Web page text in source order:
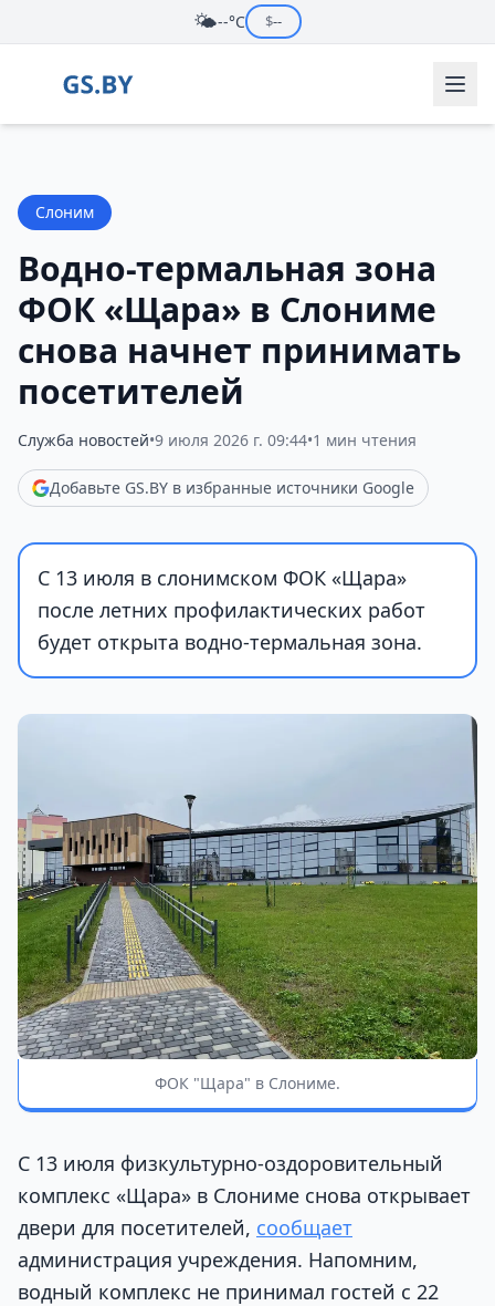
🌤️--°C $--
Слоним
Водно-термальная зона
ФОК «Щара» в Слониме
снова начнет принимать
посетителей
Служба новостей•9 июля 2026 г. 09:44•1 мин чтения
Добавьте GS.BY в избранные источники Google
С 13 июля в слонимском ФОК «Щара»
после летних профилактических работ
будет открыта водно-термальная зона.
ФОК "Щара" в Слониме.
С 13 июля физкультурно-оздоровительный
комплекс «Щара» в Слониме снова открывает
двери для посетителей, сообщает
администрация учреждения. Напомним,
водный комплекс не принимал гостей с 22